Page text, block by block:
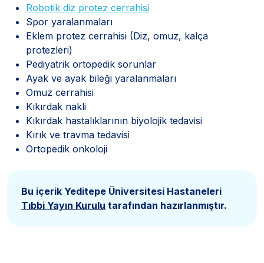
Robotik diz protez cerrahisi
Spor yaralanmaları
Eklem protez cerrahisi (Diz, omuz, kalça
protezleri)
Pediyatrik ortopedik sorunlar
Ayak ve ayak bileği yaralanmaları
Omuz cerrahisi
Kıkırdak nakli
Kıkırdak hastalıklarının biyolojik tedavisi
Kırık ve travma tedavisi
Ortopedik onkoloji
Bu içerik Yeditepe Üniversitesi Hastaneleri
Tıbbi Yayın Kurulu tarafından hazırlanmıştır.